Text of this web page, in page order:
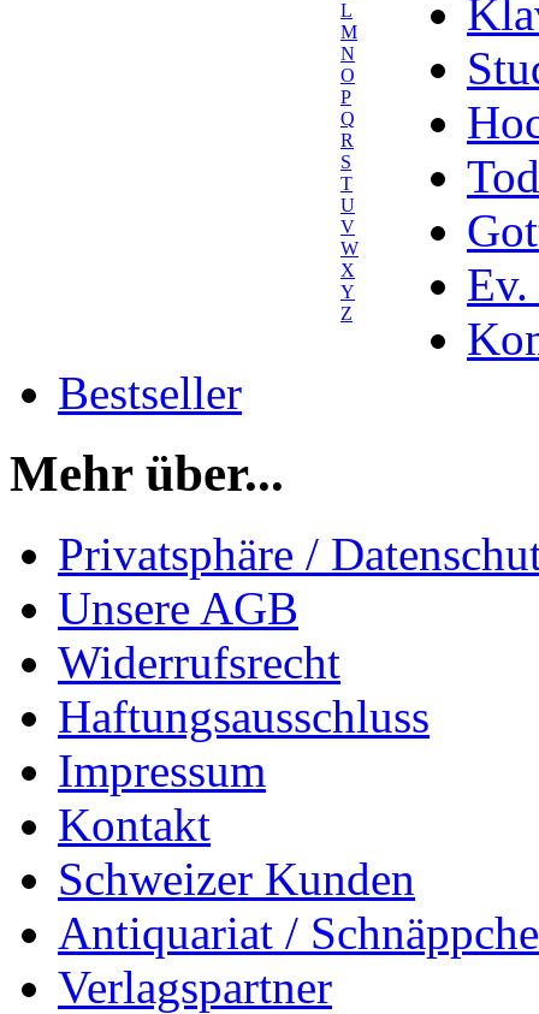
L
M
N
O
P
Q
R
S
T
U
V
W
X
Y
Z
Ev.
Bestseller
Mehr über...
Privatsphäre /
Unsere AGB
Widerrufsrecht
Haftungsausschluss
Impressum
Kontakt
Schweizer Kunden
Antiquariat /
Verlagspartner